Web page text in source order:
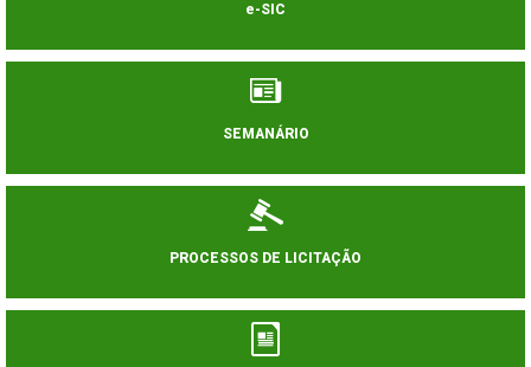
e-SIC
SEMANÁRIO
PROCESSOS DE LICITAÇÃO